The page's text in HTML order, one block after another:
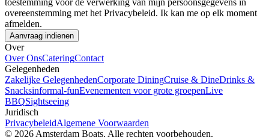
toestemming voor de verwerking van mijn persoonsgegevens in
overeenstemming met het Privacybeleid. Ik kan me op elk moment
afmelden.
Aanvraag indienen
Over
Over OnsCateringContact
Gelegenheden
Zakelijke GelegenhedenCorporate DiningCruise & DineDrinks &
Snacksinformal-funEvenementen voor grote groepenLive
BBQSightseeing
Juridisch
PrivacybeleidAlgemene Voorwaarden
© 2026 Amsterdam Boats. Alle rechten voorbehouden.